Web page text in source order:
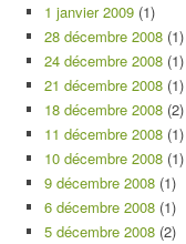
1 janvier 2009 (1)
28 décembre 2008 (1)
24 décembre 2008 (1)
21 décembre 2008 (1)
18 décembre 2008 (2)
11 décembre 2008 (1)
10 décembre 2008 (1)
9 décembre 2008 (1)
6 décembre 2008 (1)
5 décembre 2008 (2)